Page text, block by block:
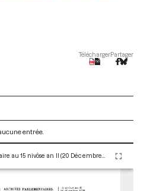
TéléchargerPartager
entrée.